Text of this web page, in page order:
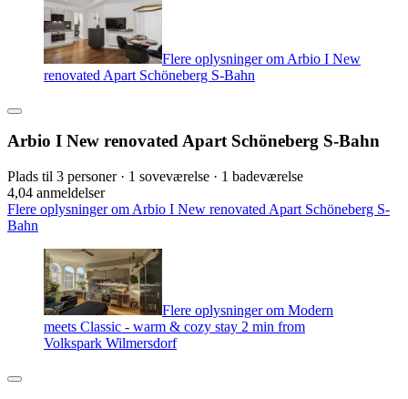
Flere oplysninger om Arbio I New
renovated Apart Schöneberg S-Bahn
Arbio I New renovated Apart Schöneberg S-Bahn
Plads til 3 personer · 1 soveværelse · 1 badeværelse
4,04 anmeldelser
Flere oplysninger om Arbio I New renovated Apart Schöneberg S-
Bahn
Flere oplysninger om Modern
meets Classic - warm & cozy stay 2 min from
Volkspark Wilmersdorf